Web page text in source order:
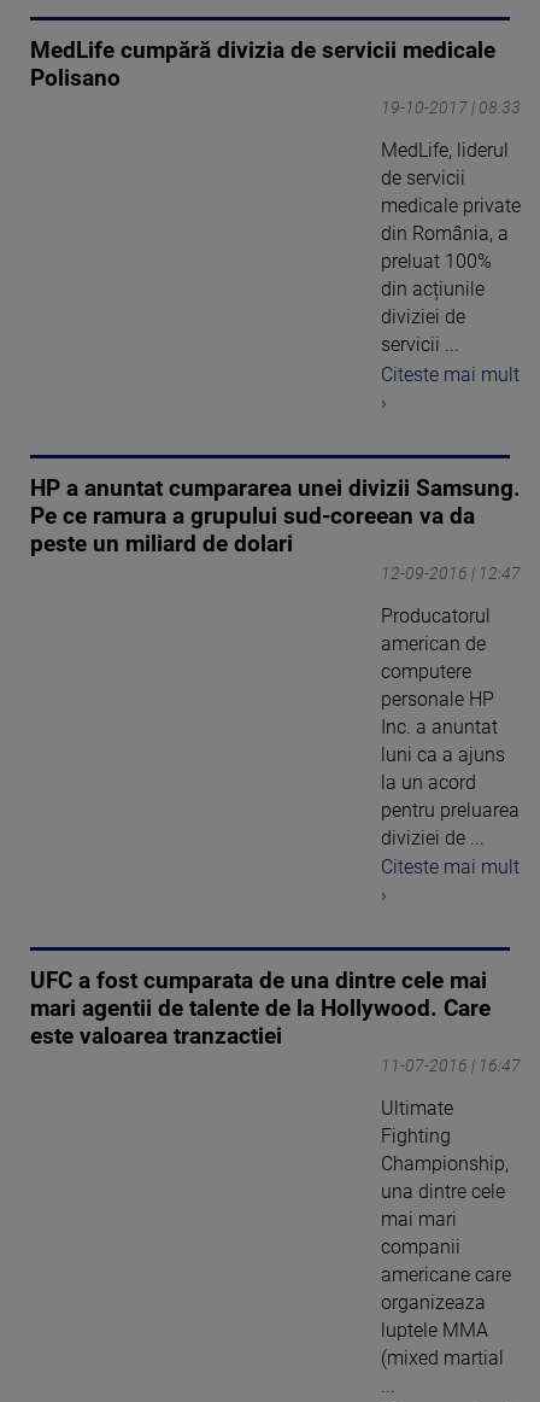
MedLife cumpără divizia de servicii medicale
Polisano
19-10-2017 | 08:33
MedLife, liderul
de servicii
medicale private
din România, a
preluat 100%
din acțiunile
diviziei de
servicii ...
Citeste mai mult
›
HP a anuntat cumpararea unei divizii Samsung.
Pe ce ramura a grupului sud-coreean va da
peste un miliard de dolari
12-09-2016 | 12:47
Producatorul
american de
computere
personale HP
Inc. a anuntat
luni ca a ajuns
la un acord
pentru preluarea
diviziei de ...
Citeste mai mult
›
UFC a fost cumparata de una dintre cele mai
mari agentii de talente de la Hollywood. Care
este valoarea tranzactiei
11-07-2016 | 16:47
Ultimate
Fighting
Championship,
una dintre cele
mai mari
companii
americane care
organizeaza
luptele MMA
(mixed martial
...